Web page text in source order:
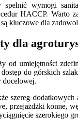
wymogi
HACCP. Warto
kluczowe dla
dla
od umiejętności
do górskich
docelowej.
szereg
przejażdżki konne,
szerokiego